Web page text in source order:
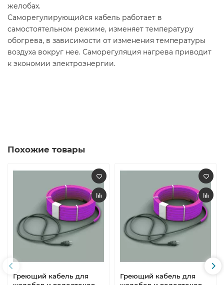
желобах.
Саморегулирующийся кабель работает в
самостоятельном режиме, изменяет температуру
обогрева, в зависимости от изменения температуры
воздуха вокруг нее. Саморегуляция нагрева приводит
к экономии электроэнергии.
Похожие товары
Греющий кабель для
Греющий кабель для